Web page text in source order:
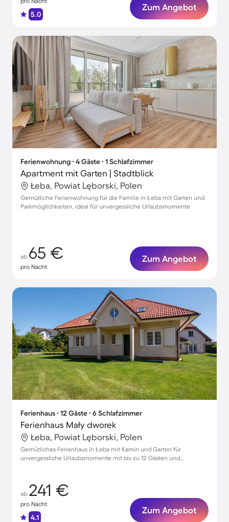
5.0
Zum Angebot
Ferienwohnung ∙ 4 Gäste ∙ 1 Schlafzimmer
Apartment mit Garten | Stadtblick
Łeba, Powiat Lęborski, Polen
Gemütliche Ferienwohnung für die Familie in Łeba mit Garten und
Parkmöglichkeiten, ideal für unvergessliche Urlaubsmomente
ab 65 €
pro Nacht
Zum Angebot
Ferienhaus ∙ 12 Gäste ∙ 6 Schlafzimmer
Ferienhaus Mały dworek
Łeba, Powiat Lęborski, Polen
Gemütliches Ferienhaus in Łeba mit Kamin und Garten für
unvergessliche Urlaubsmomente mit bis zu 12 Gästen und
ab 241 €
pro Nacht
4.1
Zum Angebot